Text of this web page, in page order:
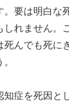
。要は明白な
しれません。
死んでも死に
知症を死因と